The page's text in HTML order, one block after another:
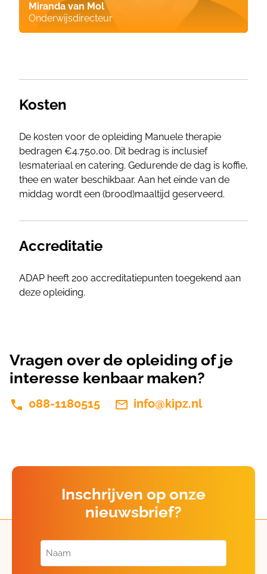
Miranda van Mol
Onderwijsdirecteur
Kosten
De kosten voor de opleiding Manuele therapie
bedragen €4.750,00. Dit bedrag is inclusief
lesmateriaal en catering. Gedurende de dag is koffie,
thee en water beschikbaar. Aan het einde van de
middag wordt een (brood)maaltijd geserveerd.
Accreditatie
ADAP heeft 200 accreditatiepunten toegekend aan
deze opleiding.
Vragen over de opleiding of je
interesse kenbaar maken?
088-1180515 info@kipz.nl
Inschrijven op onze
nieuwsbrief?
Naam
(Vereist)